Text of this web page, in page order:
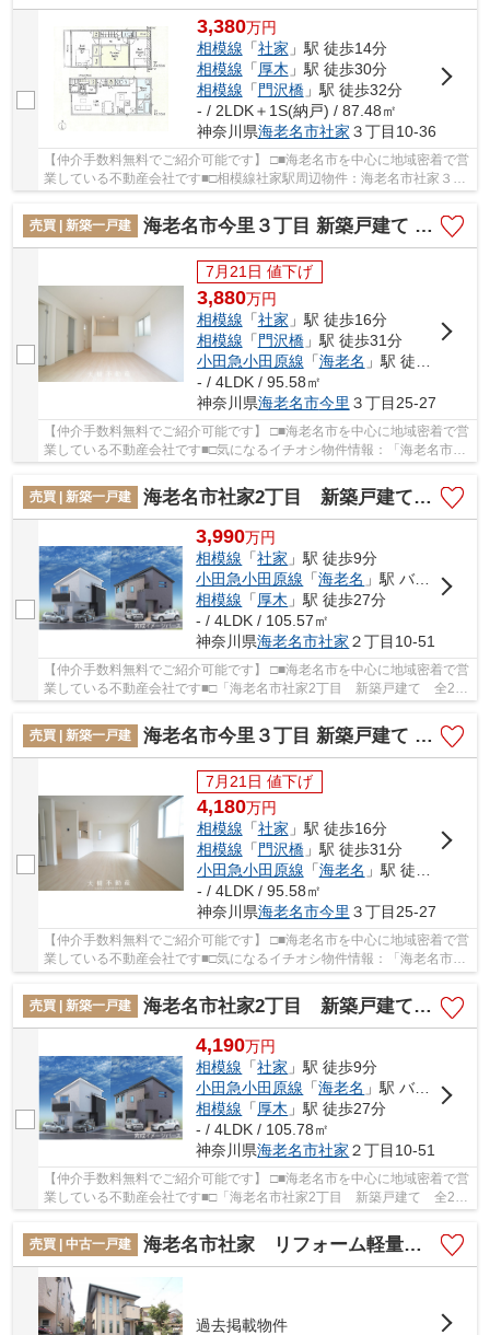
3,380万円
相模線 「社家 」駅 徒歩14分
相模線 「厚木 」駅 徒歩30分
相模線 「 門沢橋」駅 徒歩32分
- / 2LDK＋1S(納戸) / 87.48㎡
神奈川県海老名市社家 ３丁目10-36
【仲介手数料無料でご紹介可能です】 □■海老名市を中心に地域密着で営
業している不動産会社です■□相模線社家駅周辺物件：海老名市社家３丁
売買 | 新築一戸建
海老名市今里３丁目 新築戸建て 全3棟【仲介手数料無料】
7月21日 値下げ
3,880万円
相模線 「社家 」駅 徒歩16分
相模線 「 門沢橋」駅 徒歩31分
小田急小田原線 「海老名 」駅 徒歩47分
- / 4LDK / 95.58㎡
神奈川県海老名市今里 ３丁目25-27
【仲介手数料無料でご紹介可能です】 □■海老名市を中心に地域密着で営
業している不動産会社です■□気になるイチオシ物件情報：「海老名市今
里３丁目 新築戸建て 全3棟【仲介手数料無料...
売買 | 新築一戸建
海老名市社家2丁目 新築戸建て 全2棟 【仲介手数料無料】
3,990万円
相模線 「社家 」駅 徒歩9分
小田急小田原線 「海老名 」駅 バス15分 「南今里」 停歩11分
相模線 「厚木 」駅 徒歩27分
- / 4LDK / 105.57㎡
神奈川県海老名市社家 ２丁目10-51
【仲介手数料無料でご紹介可能です】 □■海老名市を中心に地域密着で営
業している不動産会社です■□「海老名市社家2丁目 新築戸建て 全2
棟 【仲介手数料無料】」のここがイチオシ。徒...
売買 | 新築一戸建
海老名市今里３丁目 新築戸建て 全3棟【仲介手数料無料】
7月21日 値下げ
4,180万円
相模線 「社家 」駅 徒歩16分
相模線 「 門沢橋」駅 徒歩31分
小田急小田原線 「海老名 」駅 徒歩47分
- / 4LDK / 95.58㎡
神奈川県海老名市今里 ３丁目25-27
【仲介手数料無料でご紹介可能です】 □■海老名市を中心に地域密着で営
業している不動産会社です■□気になるイチオシ物件情報：「海老名市今
里３丁目 新築戸建て 全3棟【仲介手数料無料...
売買 | 新築一戸建
海老名市社家2丁目 新築戸建て 全2棟 【仲介手数料無料】
4,190万円
相模線 「社家 」駅 徒歩9分
小田急小田原線 「海老名 」駅 バス15分 「南今里」 停歩11分
相模線 「厚木 」駅 徒歩27分
- / 4LDK / 105.78㎡
神奈川県海老名市社家 ２丁目10-51
【仲介手数料無料でご紹介可能です】 □■海老名市を中心に地域密着で営
業している不動産会社です■□「海老名市社家2丁目 新築戸建て 全2
売買 | 中古一戸建
海老名市社家 リフォーム軽量鉄骨造戸建て【仲介手数料無料】
過去掲載物件